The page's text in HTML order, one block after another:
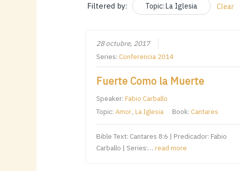
Filtered by: Topic: La Iglesia Clear
28 octubre, 2017
Series: Conferencia 2014
Fuerte Como la Muerte
Speaker: Fabio Carballo
Topic: Amor, La Iglesia Book: Cantares
Bible Text: Cantares 8:6 | Predicador: Fabio
Carballo | Series:… read more